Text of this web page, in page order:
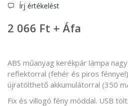
Írj értékelést
2 066 Ft + Áfa
ABS műanyag kerékpár lámpa
reflektorral (fehér és piros
újratölthető akkumulátorral (350
Fix és villogó fény móddal. USB